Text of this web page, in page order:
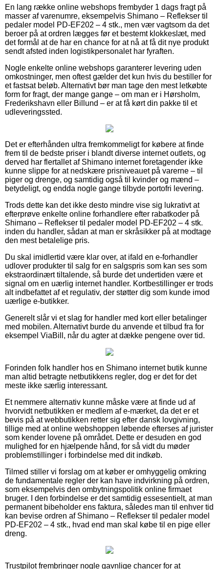
En lang række online webshops frembyder 1 dags fragt på
masser af varenumre, eksempelvis Shimano – Reflekser til
pedaler model PD-EF202 – 4 stk., men vær vagtsom da det
beroer på at ordren lægges før et bestemt klokkeslæt, med
det formål at de har en chance for at nå at få dit nye produkt
sendt afsted inden logistikpersonalet har fyraften.
Nogle enkelte online webshops garanterer levering uden
omkostninger, men oftest gælder det kun hvis du bestiller for
et fastsat beløb. Alternativt bør man tage den mest letkøbte
form for fragt, der mange gange – om man er i Hørsholm,
Frederikshavn eller Billund – er at få kørt din pakke til et
udleveringssted.
Det er efterhånden ultra fremkommeligt for købere at finde
frem til de bedste priser i blandt diverse internet outlets, og
derved har flertallet af Shimano internet foretagender ikke
kunne slippe for at nedskære prisniveauet på varerne – til
piger og drenge, og samtidig også til kvinder og mænd –
betydeligt, og endda nogle gange tilbyde portofri levering.
Trods dette kan det ikke desto mindre vise sig lukrativt at
efterprøve enkelte online forhandlere efter rabatkoder på
Shimano – Reflekser til pedaler model PD-EF202 – 4 stk.
inden du handler, sådan at man er skråsikker på at modtage
den mest betalelige pris.
Du skal imidlertid være klar over, at ifald en e-forhandler
udlover produkter til salg for en salgspris som kan ses som
ekstraordinært tiltalende, så burde det undertiden være et
signal om en uærlig internet handler. Kortbestillinger er trods
alt indbefattet af et regulativ, der støtter dig som kunde imod
uærlige e-butikker.
Generelt slår vi et slag for handler med kort eller betalinger
med mobilen. Alternativt burde du anvende et tilbud fra for
eksempel ViaBill, når du agter at dække pengene over tid.
Forinden folk handler hos en Shimano internet butik kunne
man altid betragte netbutikkens regler, dog er det for det
meste ikke særlig interessant.
Et nemmere alternativ kunne måske være at finde ud af
hvorvidt netbutikken er medlem af e-mærket, da det er et
bevis på at webbutikken retter sig efter dansk lovgivning,
tillige med at online webshoppen løbende efterses af jurister
som kender lovene på området. Dette er desuden en god
mulighed for en hjælpende hånd, for så vidt du møder
problemstillinger i forbindelse med dit indkøb.
Tilmed stiller vi forslag om at køber er omhyggelig omkring
de fundamentale regler der kan have indvirkning på ordren,
som eksempelvis den ombytningspolitik online firmaet
bruger. I den forbindelse er det samtidig essesentielt, at man
permanent bibeholder ens faktura, således man til enhver tid
kan bevise ordren af Shimano – Reflekser til pedaler model
PD-EF202 – 4 stk., hvad end man skal købe til en pige eller
dreng.
Trustpilot frembringer nogle gavnlige chancer for at